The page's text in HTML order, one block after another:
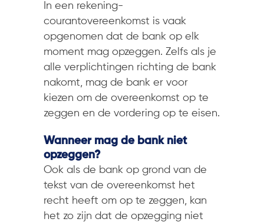
In een rekening-
courantovereenkomst is vaak
opgenomen dat de bank op elk
moment mag opzeggen. Zelfs als je
alle verplichtingen richting de bank
nakomt, mag de bank er voor
kiezen om de overeenkomst op te
zeggen en de vordering op te eisen.
Wanneer mag de bank niet
opzeggen?
Ook als de bank op grond van de
tekst van de overeenkomst het
recht heeft om op te zeggen, kan
het zo zijn dat de opzegging niet